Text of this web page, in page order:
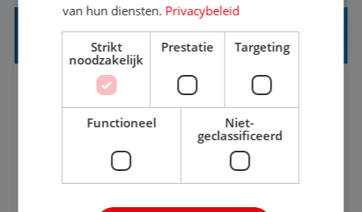
klanten te overtuigen om die droomreis te
boeken! ...
REISADVISEUR ALLROUND
Aalsmeer, Noord-Holland, Nederland
33-36 uur
MBO
Een vakantie plannen is het leukste dat er is. Of
het nu voor jezelf is, of voor een ander: jij vindt
van hun diensten. Privacybeleid
Strikt
noodzakelijk
Prestatie Targeting
Functioneel
Niet-
geclassificeerd